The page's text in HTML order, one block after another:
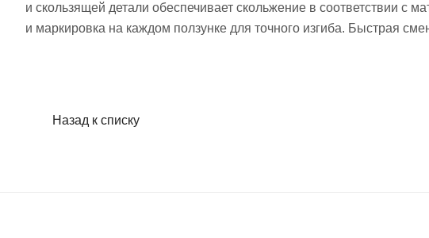
и скользящей детали обеспечивает скольжение в соответствии с
и маркировка на каждом ползунке для точного изгиба. Быстрая
Назад к списку